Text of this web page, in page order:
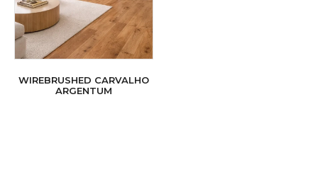
WIREBRUSHED CARVALHO
ARGENTUM